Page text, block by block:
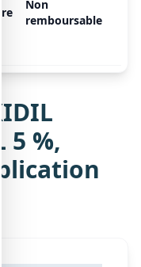
Non
remboursable
5 %,